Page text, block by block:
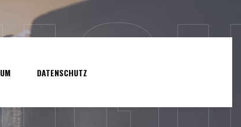
DATENSCHUTZ